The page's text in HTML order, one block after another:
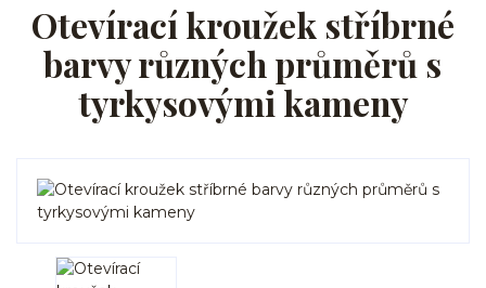
Otevírací kroužek stříbrné
barvy různých průměrů s
tyrkysovými kameny